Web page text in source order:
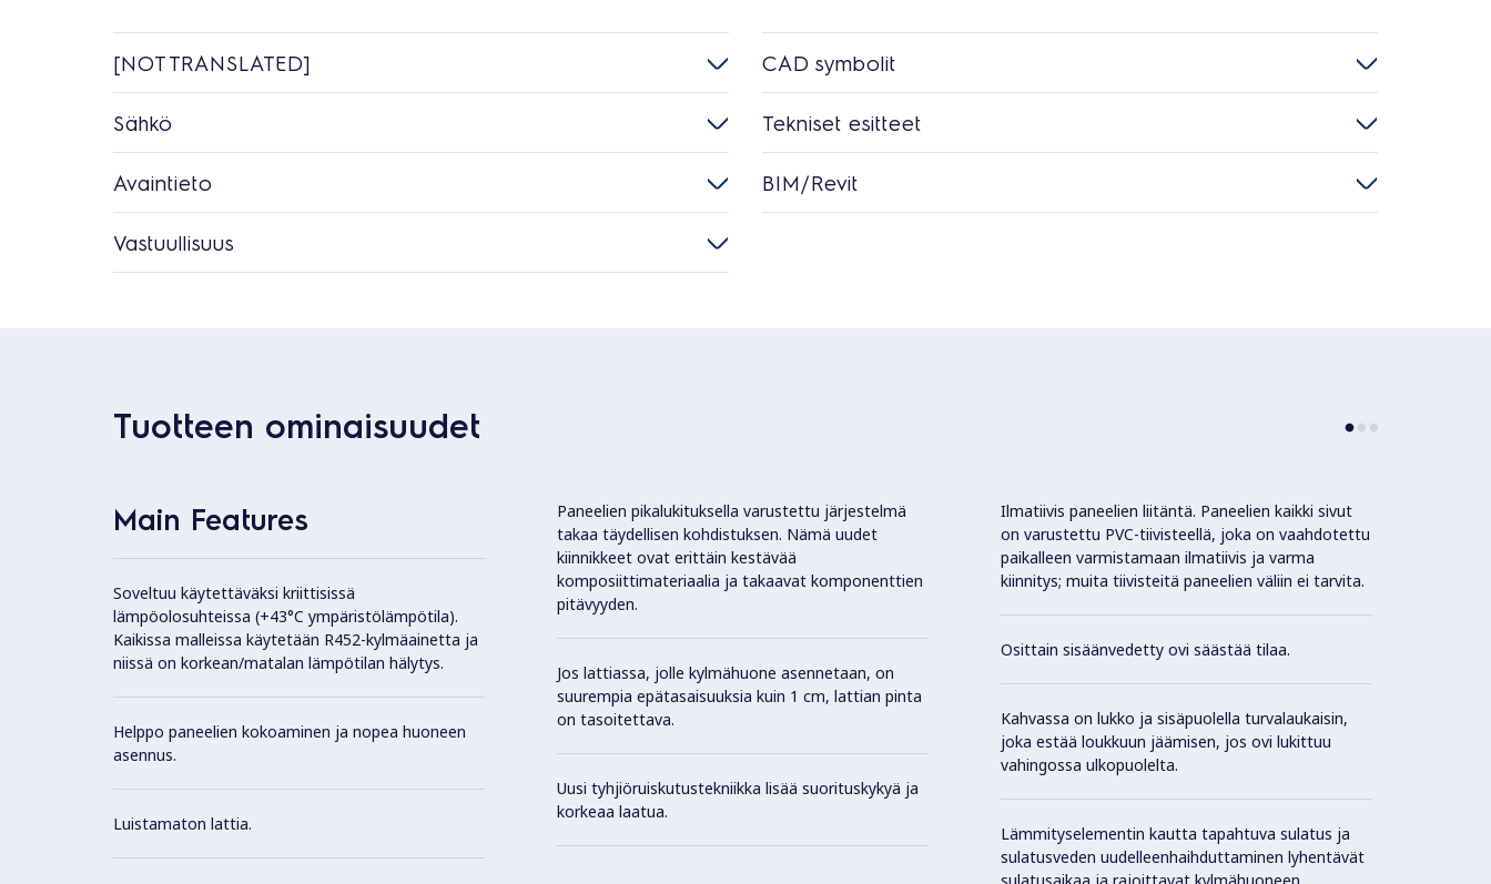
[NOT TRANSLATED]
Sähkö
Avaintieto
Vastuullisuus
CAD symbolit
Tekniset esitteet
BIM/Revit
Tuotteen ominaisuudet
Main Features
Soveltuu käytettäväksi kriittisissä
lämpöolosuhteissa (+43°C ympäristölämpötila).
Kaikissa malleissa käytetään R452-kylmäainetta ja
niissä on korkean/matalan lämpötilan hälytys.
Helppo paneelien kokoaminen ja nopea huoneen
asennus.
Luistamaton lattia.
Paneelien pikalukituksella varustettu järjestelmä
takaa täydellisen kohdistuksen. Nämä uudet
kiinnikkeet ovat erittäin kestävää
komposiittimateriaalia ja takaavat komponenttien
pitävyyden.
Jos lattiassa, jolle kylmähuone asennetaan, on
suurempia epätasaisuuksia kuin 1 cm, lattian pinta
on tasoitettava.
Uusi tyhjiöruiskutustekniikka lisää suorituskykyä ja
korkeaa laatua.
Ilmatiivis paneelien liitäntä. Paneelien kaikki sivut
on varustettu PVC-tiivisteellä, joka on vaahdotettu
paikalleen varmistamaan ilmatiivis ja varma
kiinnitys; muita tiivisteitä paneelien väliin ei tarvita.
Osittain sisäänvedetty ovi säästää tilaa.
Kahvassa on lukko ja sisäpuolella turvalaukaisin,
joka estää loukkuun jäämisen, jos ovi lukittuu
vahingossa ulkopuolelta.
Lämmityselementin kautta tapahtuva sulatus ja
sulatusveden uudelleenhaihduttaminen lyhentävät
sulatusaikaa ja rajoittavat kylmähuoneen